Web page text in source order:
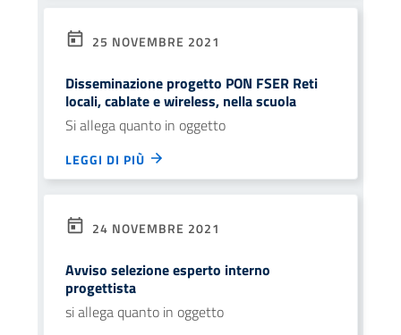
25 NOVEMBRE 2021
Disseminazione progetto PON FSER Reti
locali, cablate e wireless, nella scuola
Si allega quanto in oggetto
LEGGI DI PIÙ
24 NOVEMBRE 2021
Avviso selezione esperto interno
progettista
si allega quanto in oggetto